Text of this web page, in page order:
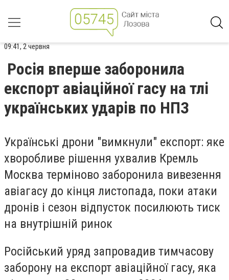
09:41, 2 червня
Росія вперше заборонила
експорт авіаційної гасу на тлі
українських ударів по НПЗ
Українські дрони "вимкнули" експорт: яке
хворобливе рішення ухвалив Кремль
Москва терміново заборонила вивезення
авіагасу до кінця листопада, поки атаки
дронів і сезон відпусток посилюють тиск
на внутрішній ринок
Російський уряд запровадив тимчасову
заборону на експорт авіаційної гасу, яка